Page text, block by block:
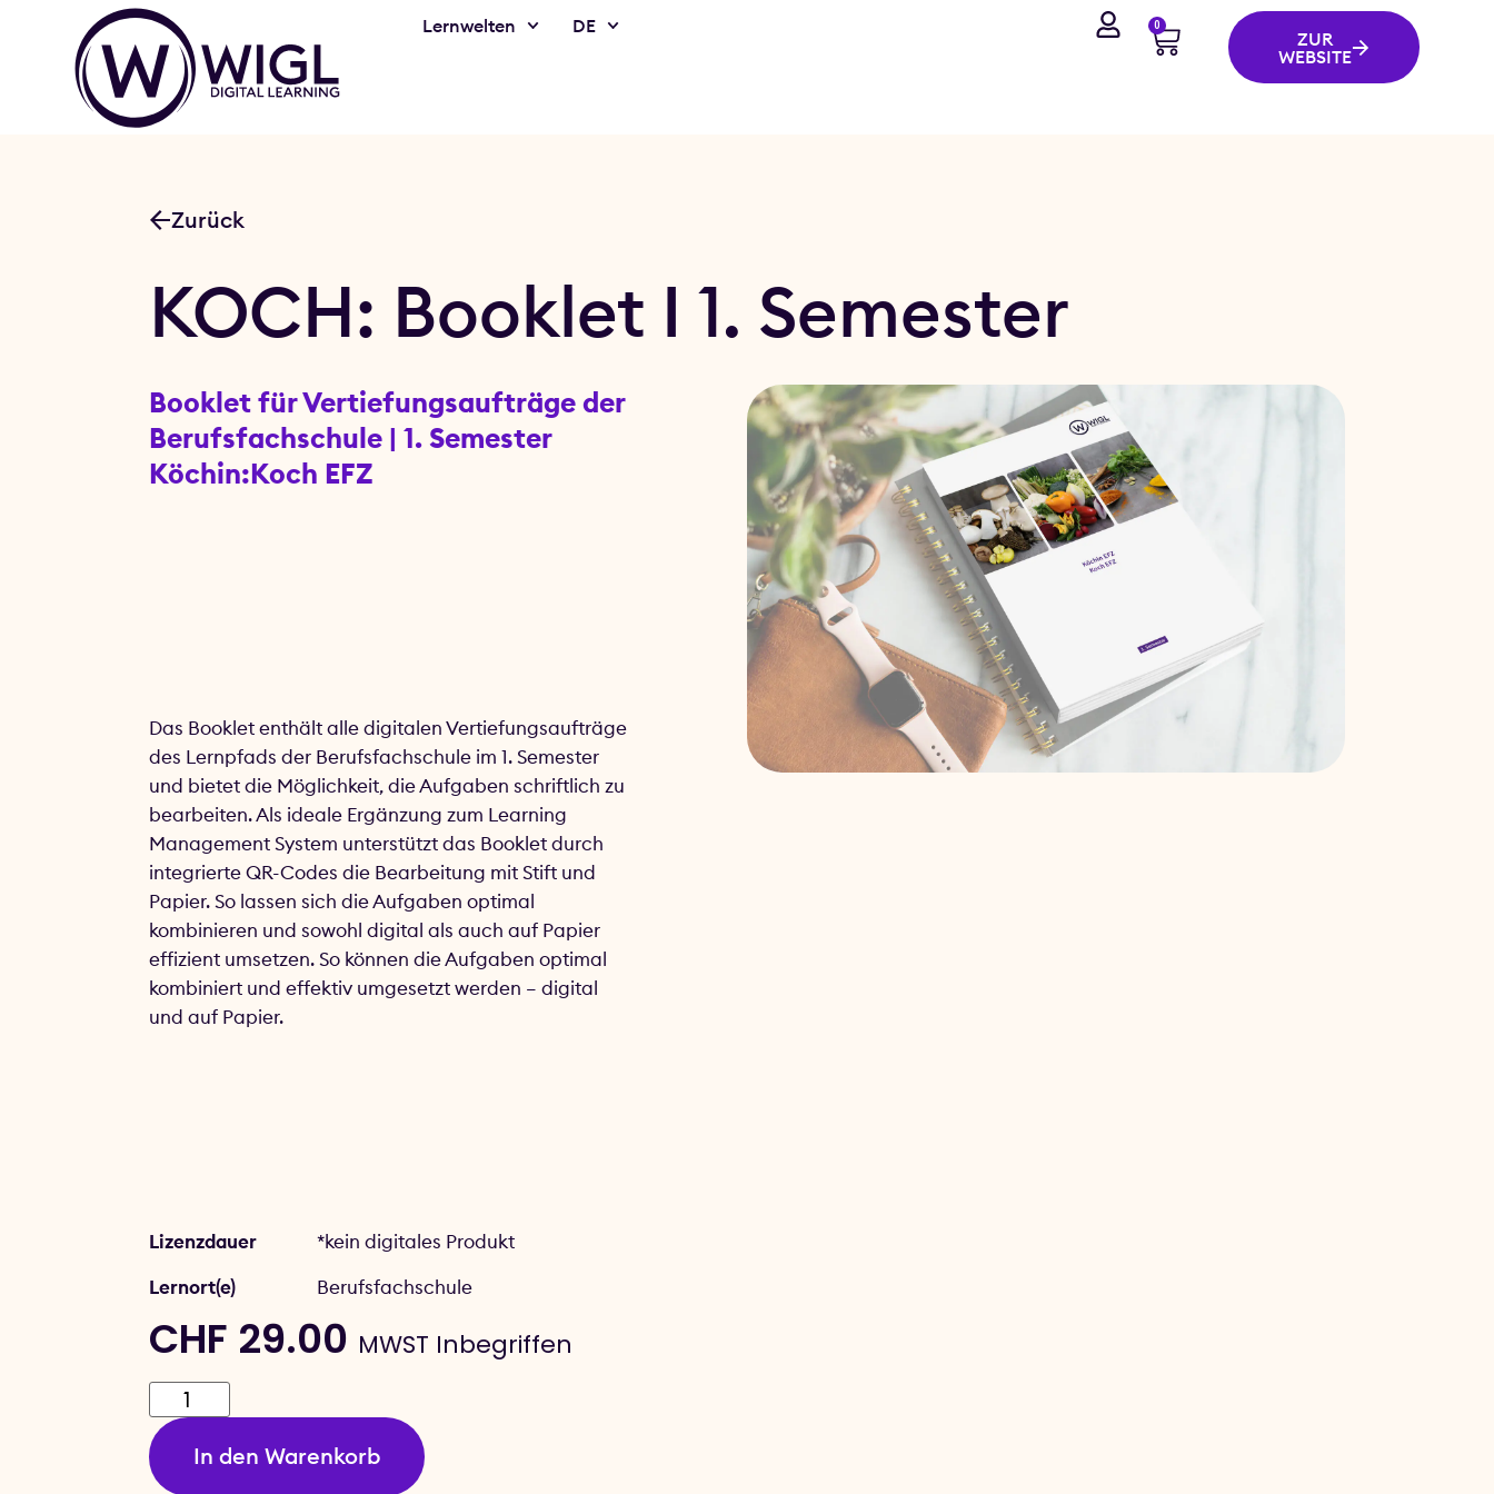
Lernwelten DE 0
ZUR
WEBSITE
Zurück
KOCH: Booklet I 1. Semester
Booklet für Vertiefungsaufträge der
Berufsfachschule | 1. Semester
Köchin:Koch EFZ
Das Booklet enthält alle digitalen Vertiefungsaufträge
des Lernpfads der Berufsfachschule im 1. Semester
und bietet die Möglichkeit, die Aufgaben schriftlich zu
bearbeiten. Als ideale Ergänzung zum Learning
Management System unterstützt das Booklet durch
integrierte QR-Codes die Bearbeitung mit Stift und
Papier. So lassen sich die Aufgaben optimal
kombinieren und sowohl digital als auch auf Papier
effizient umsetzen. So können die Aufgaben optimal
kombiniert und effektiv umgesetzt werden – digital
und auf Papier.
Lizenzdauer
*kein digitales Produkt
Lernort(e)
Berufsfachschule
CHF 29.00 MWST Inbegriffen
In den Warenkorb